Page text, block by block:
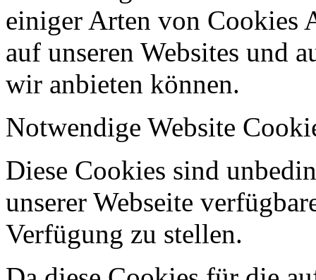
einiger Arten von Cookies
auf unseren Websites und
wir anbieten können.
Notwendige Website
Diese Cookies sind
unserer Webseite
Verfügung zu stellen.